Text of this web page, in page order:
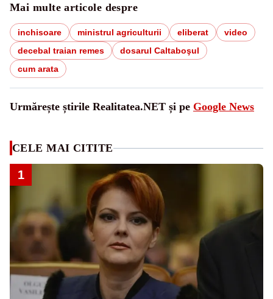
Mai multe articole despre
inchisoare ministrul agriculturii eliberat
video
decebal traian remes
dosarul Caltaboşul
cum arata
Urmărește știrile Realitatea.NET și pe Google News
CELE MAI CITITE
1